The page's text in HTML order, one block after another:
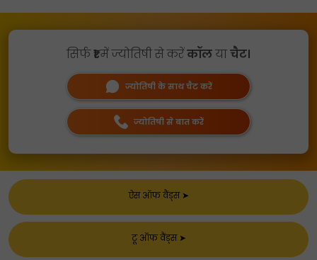
सिर्फ₹1में ज्योतिषी से करेंकॉलयाचैट।
ज्योतिषी के साथ चैट करें
ज्योतिषी से बात करें
ऐस ऑफ वैंड्स➤
टू ऑफ वैंड्स➤